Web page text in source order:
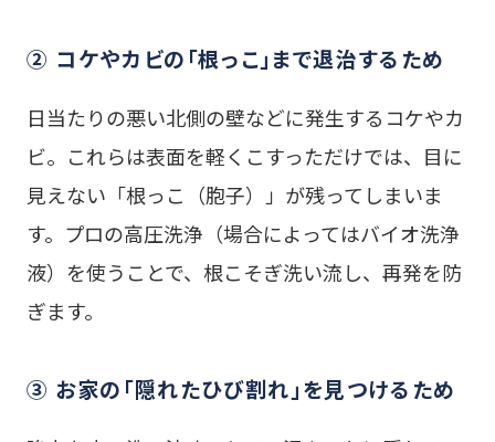
② コケやカビの「根っこ」まで退治するため
日当たりの悪い北側の壁などに発生するコケやカ
ビ。これらは表面を軽くこすっただけでは、目に
見えない「根っこ（胞子）」が残ってしまいま
す。プロの高圧洗浄（場合によってはバイオ洗浄
液）を使うことで、根こそぎ洗い流し、再発を防
ぎます。
③ お家の「隠れたひび割れ」を見つけるため